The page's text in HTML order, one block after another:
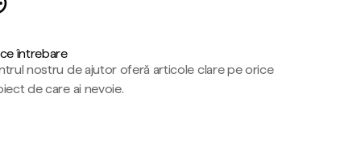
întrebare
nostru de ajutor oferă articole clare pe orice
de care ai nevoie.